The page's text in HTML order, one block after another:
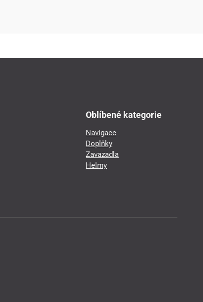
Oblíbené kategorie
Navigace
Doplňky
Zavazadla
Helmy